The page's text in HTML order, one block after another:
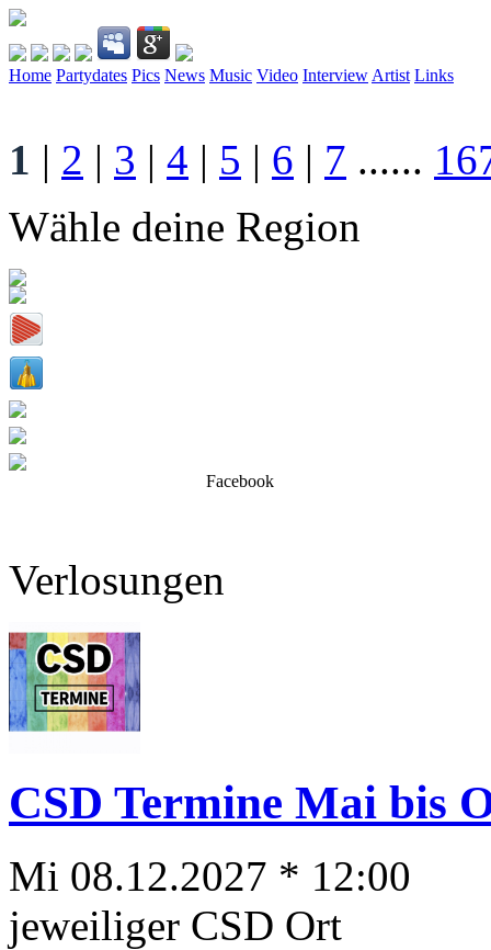
Home Partydates Pics News Music Video Interview Artist Links
1 | 2 | 3 | 4 | 5 | 6 | 7 ......
Wähle deine Region
Facebook
Verlosungen
CSD Termine Mai bis
Mi 08.12.2027 * 12:00
jeweiliger CSD Ort